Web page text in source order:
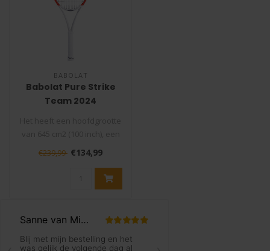
BABOLAT
Babolat Pure Strike
Team 2024
standaard snaarpatroon
€239,99 €134,99